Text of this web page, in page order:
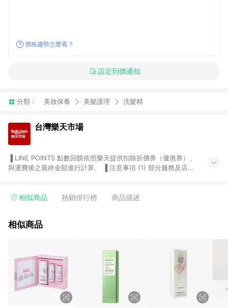
價格趨勢怎麼看？
設定到價通知
分類： 美妝保養 美髮護理 洗髮精
台灣樂天市場
與運費後之最終金額進行計算。 ▐ 注意事項 (1) 部分服務及店家
Smart mobile、神腦生活、JS巨盛、樂天KOBO電子書，請詳閱
台灣樂天市場，並在同一瀏覽器於24小時內結帳，才享有 LINE
使用APP、或中途瀏覽比價網、回饋網、Google等其他網頁、或
由網頁版(電腦版/手機版網頁)切換為App都將會造成追蹤中斷而
無法進行 LINE POINTS 回饋。 (5) LINE 購物為購物資訊整合性
平台，商品資料更新會有時間差，如顯示之商品規格、顏色、價
位、贈品與台灣樂天市場銷售網頁不符，以銷售網頁標示為準。
(6) 導購訂單已逾 365 天，根據台灣樂天回饋規定，逾期訂單將
相似商品 熱銷排行榜 商品描述
相似商品